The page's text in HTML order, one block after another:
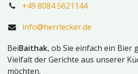
+49 8084 5621144
info@herrlecker.de
BeiBaithak, ob Sie einfach ein Bier
Vielfalt der Gerichte aus unserer
möchten.